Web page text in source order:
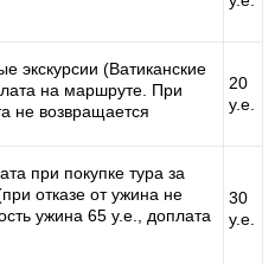
экскурсии (Ватиканские
на маршруте. При
не возвращается
20
у.е.
при покупке тура за
отказе от ужина не
ужина 65 у.е., доплата
30
у.е.